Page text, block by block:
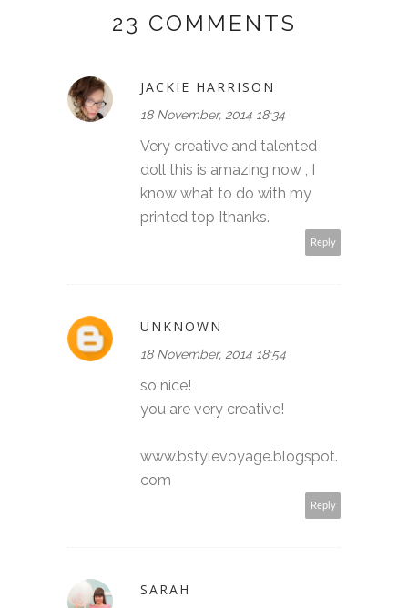
23 COMMENTS
JACKIE HARRISON
18 November, 2014 18:34
Very creative and talented
doll this is amazing now , I
know what to do with my
printed top Ithanks.
Reply
UNKNOWN
18 November, 2014 18:54
so nice!
you are very creative!
www.bstylevoyage.blogspot.
com
Reply
SARAH